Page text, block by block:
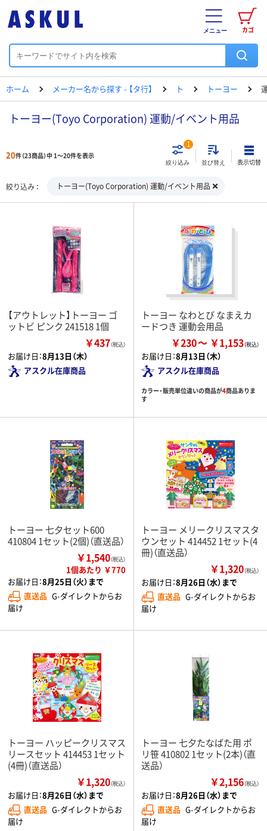
カゴ
メニュー
ホーム メーカー名から探す - 【タ行】 ト トーヨー
トーヨー(Toyo Corporation) 運動/イベント用品
20件（23商品）中 1～20件を表示
絞り込み
1
並び替え 表示切替
絞り込み トーヨー(Toyo Corporation) 運動/イベント用品
【アウトレット】トーヨー ゴ
ットビ ピンク 241518 1個
￥437（税込）
お届け日：8月13日（木）
アスクル在庫商品
トーヨー なわとび なまえカ
ードつき 運動会用品
￥230 ￥1,153
お届け日：8月13日（木）
アスクル在庫商品
カラー・販売単位違いの商品が4商品ありま
す
トーヨー 七夕セット600
410804 1セット(2個)（直送品）
￥1,540（税込）
1個あたり ￥770
お届け日：8月25日（火）まで
直送品 G-ダイレクトからお
届け
トーヨー メリークリスマスタ
ウンセット 414452 1セット(4
冊)（直送品）
￥1,320（税込）
お届け日：8月26日（水）まで
直送品 G-ダイレクトからお
届け
トーヨー ハッピークリスマス
リースセット 414453 1セット
(4冊)（直送品）
￥1,320（税込）
お届け日：8月26日（水）まで
直送品 G-ダイレクトからお
届け
トーヨー 七夕たなばた用 ポ
リ笹 410802 1セット(2本)（直
送品）
￥2,156（税込）
お届け日：8月26日（水）まで
直送品 G-ダイレクトからお
届け